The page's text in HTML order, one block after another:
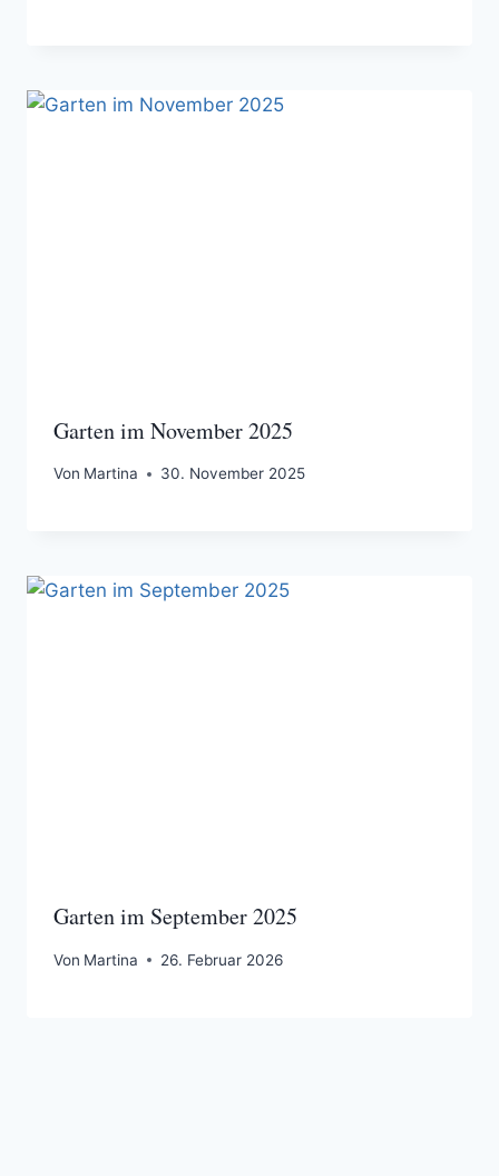
Garten im November 2025
Von Martina 30. November 2025
Garten im September 2025
Von Martina 26. Februar 2026